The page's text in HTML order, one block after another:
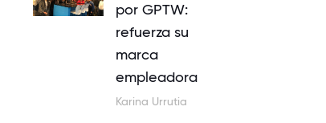
por GPTW:
refuerza su
marca
empleadora
Karina Urrutia